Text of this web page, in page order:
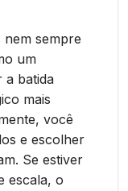
sempre
um
a batida
mais
você
e escolher
Se estiver
escala, o